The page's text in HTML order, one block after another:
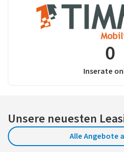
0
Inserate
Unsere neuesten
Alle Angebote